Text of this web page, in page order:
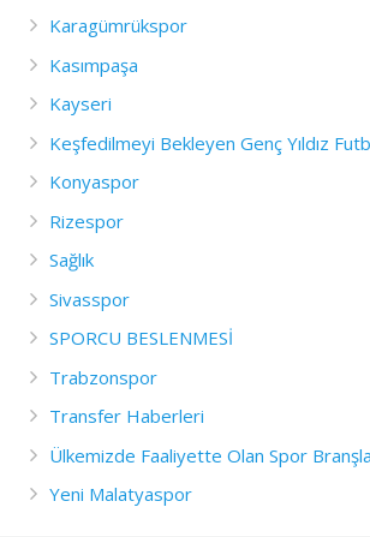
Karagümrükspor
Kasımpaşa
Kayseri
Keşfedilmeyi Bekleyen Genç Yıldız
Konyaspor
Rizespor
Sağlık
Sivasspor
SPORCU BESLENMESİ
Trabzonspor
Transfer Haberleri
Ülkemizde Faaliyette Olan Spor
Yeni Malatyaspor